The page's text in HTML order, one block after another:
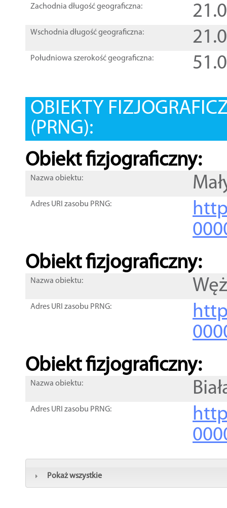
Zachodnia długość geograficzna:
Wschodnia długość geograficzna:
Południowa szerokość geograficzna:
OBIEKTY
(PRNG):
Obiekt fizjograficzny:
Nazwa obiektu:
Adres URI zasobu PRNG:
Obiekt fizjograficzny:
Nazwa obiektu:
Adres URI zasobu PRNG:
Obiekt fizjograficzny:
Nazwa obiektu:
Adres URI zasobu PRNG:
Pokaż wszystkie